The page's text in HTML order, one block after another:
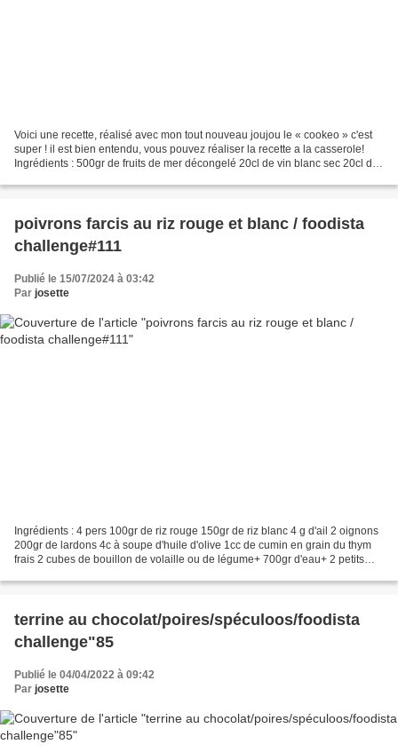
Voici une recette, réalisé avec mon tout nouveau joujou le « cookeo » c'est
super ! il est bien entendu, vous pouvez réaliser la recette a la casserole!
Ingrédients : 500gr de fruits de mer décongelé 20cl de vin blanc sec 20cl de
poivrons farcis au riz rouge et blanc / foodista
challenge#111
Publié le 15/07/2024 à 03:42
Par josette
Ingrédients : 4 pers 100gr de riz rouge 150gr de riz blanc 4 g d'ail 2 oignons
200gr de lardons 4c à soupe d'huile d'olive 1cc de cumin en grain du thym
frais 2 cubes de bouillon de volaille ou de légume+ 700gr d'eau+ 2 petits
terrine au chocolat/poires/spéculoos/foodista
challenge"85
Publié le 04/04/2022 à 09:42
Par josette